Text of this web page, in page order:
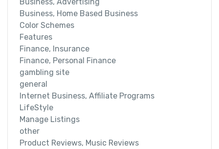
Business, Home Based Business
Color Schemes
Features
Finance, Insurance
Finance, Personal Finance
gambling site
general
Internet Business, Affiliate Programs
LifeStyle
Manage Listings
other
Product Reviews, Music Reviews